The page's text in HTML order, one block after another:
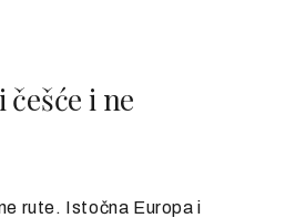
i ne
rute. Istočna Europa i